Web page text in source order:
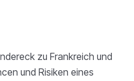
zu Frankreich und
und Risiken eines